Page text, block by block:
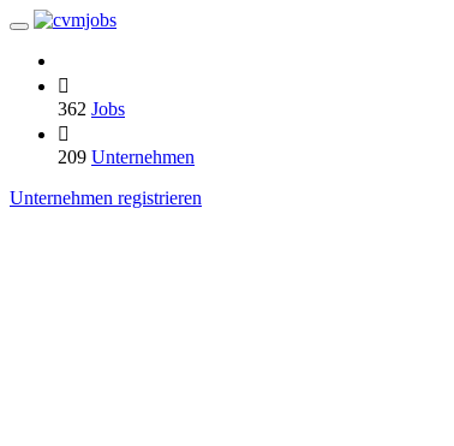
362 Jobs
209 Unternehmen
Unternehmen registrieren